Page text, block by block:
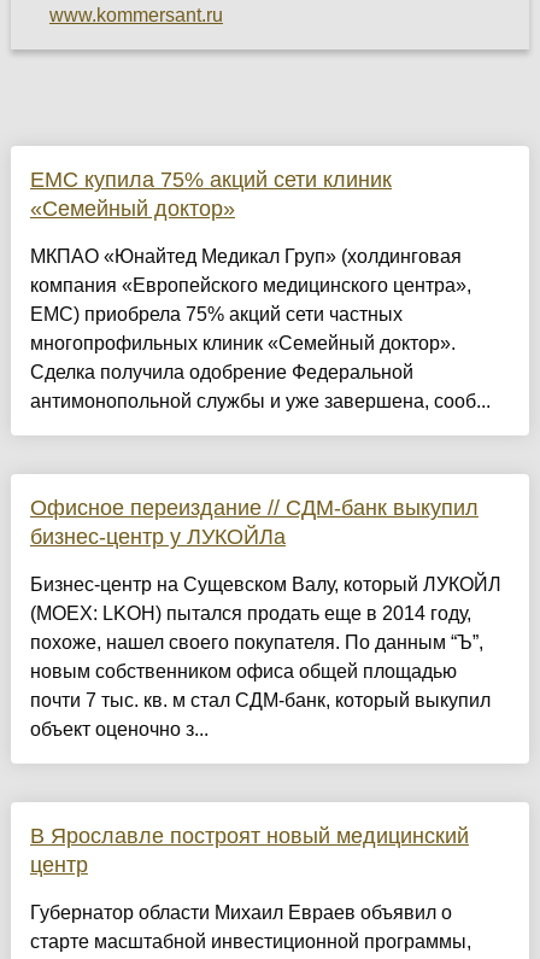
www.kommersant.ru
EMC купила 75% акций сети клиник
«Семейный доктор»
МКПАО «Юнайтед Медикал Груп» (холдинговая
компания «Европейского медицинского центра»,
EMC) приобрела 75% акций сети частных
многопрофильных клиник «Семейный доктор».
Сделка получила одобрение Федеральной
антимонопольной службы и уже завершена, сооб...
Офисное переиздание // СДМ-банк выкупил
бизнес-центр у ЛУКОЙЛа
Бизнес-центр на Сущевском Валу, который ЛУКОЙЛ
(MOEX: LKOH) пытался продать еще в 2014 году,
похоже, нашел своего покупателя. По данным “Ъ”,
новым собственником офиса общей площадью
почти 7 тыс. кв. м стал СДМ-банк, который выкупил
объект оценочно з...
В Ярославле построят новый медицинский
центр
Губернатор области Михаил Евраев объявил о
старте масштабной инвестиционной программы,